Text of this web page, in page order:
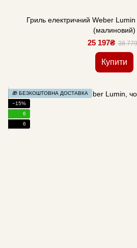
Гриль електричний Weber
(малиновий)
25 197₴ 38
Купити
🎁 БЕЗКОШТОВНА ДОСТАВКА
−15%
6
6